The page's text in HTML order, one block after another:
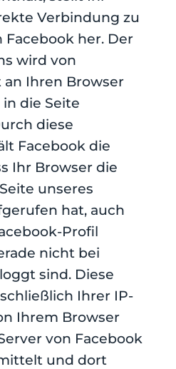
Verbindung zu
Facebook her. Der
wird von
Ihren Browser
die Seite
diese
Facebook die
Ihr Browser die
unseres
hat, auch
Profil
nicht bei
sind. Diese
Ihrer IP-
Ihrem Browser
von Facebook
und dort